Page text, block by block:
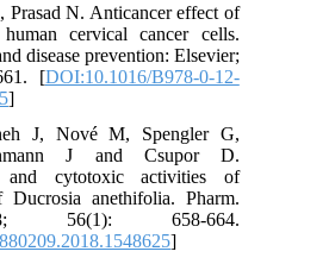
G, Prasad N. Anticancer effect of
human cervical cancer cells.
and disease prevention: Elsevier;
661. [DOI:10.1016/B978-0-12-
5
J, Nové M, Spengler G,
J and Csupor D.
and cytotoxic activities of
of Ducrosia anethifolia. Pharm.
56(1): 658-664.